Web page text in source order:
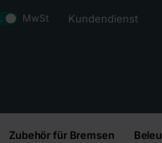
MwSt Kundendienst
Zubehör für Bremsen